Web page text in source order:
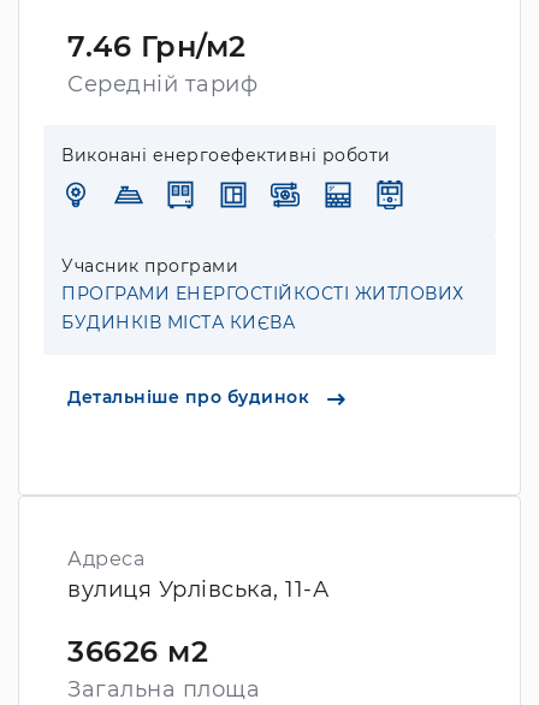
7.46 Грн/м2
Середній тариф
Виконані енергоефективні роботи
Учасник програми
ПРОГРАМИ ЕНЕРГОСТІЙКОСТІ ЖИТЛОВИХ
БУДИНКІВ МІСТА КИЄВА
Детальніше про будинок
Адреса
вулиця Урлівська, 11-А
36626 м2
Загальна площа